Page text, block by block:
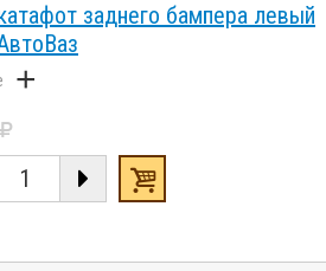
заднего бампера левый
+